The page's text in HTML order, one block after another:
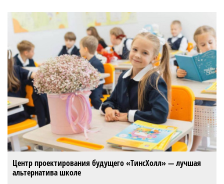
Центр проектирования будущего «ТинсХолл» — лучшая
альтернатива школе